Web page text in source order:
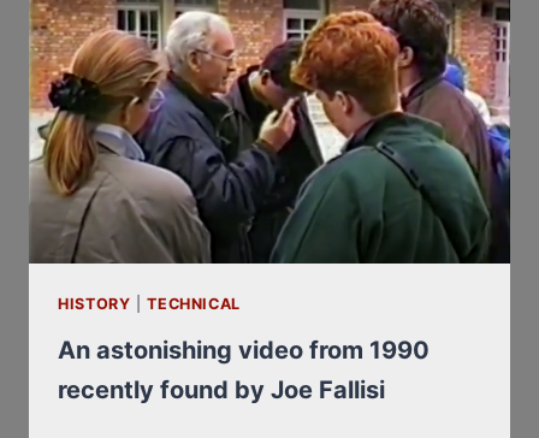
ERNST
ZÜNDEL
HISTORY |TECHNICAL
An astonishing video from 1990
recently found by Joe Fallisi